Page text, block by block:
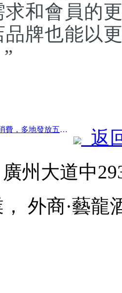
求和會員的
牌也能以
前一篇：真金白銀促消費，多地發放五一文旅消費券
返
州大道中
， 外商·藝